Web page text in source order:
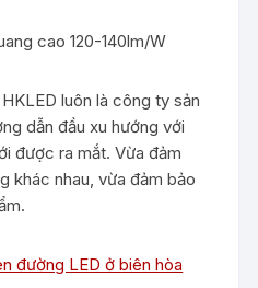
cao 120-140lm/W
luôn là công ty sản
dẫn đầu xu hướng với
được ra mắt. Vừa đảm
khác nhau, vừa đảm bảo
đường LED ở biên hòa